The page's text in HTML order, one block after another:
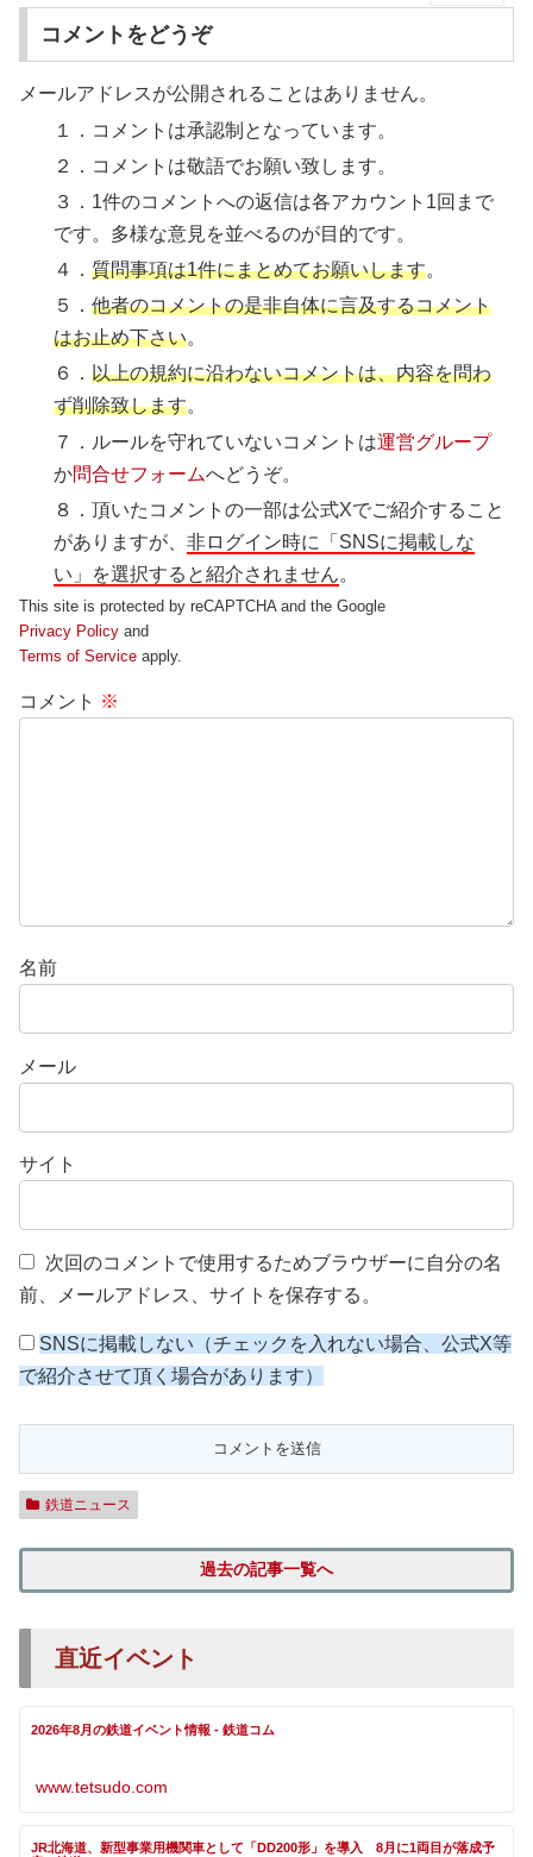
コメントをどうぞ
メールアドレスが公開されることはありません。
１．コメントは承認制となっています。
２．コメントは敬語でお願い致します。
３．1件のコメントへの返信は各アカウント1回まで
です。多様な意見を並べるのが目的です。
４．質問事項は1件にまとめてお願いします。
５．他者のコメントの是非自体に言及するコメント
はお止め下さい。
６．以上の規約に沿わないコメントは、内容を問わ
ず削除致します。
７．ルールを守れていないコメントは運営グループ
か問合せフォームへどうぞ。
８．頂いたコメントの一部は公式Xでご紹介すること
がありますが、非ログイン時に「SNSに掲載しな
い」を選択すると紹介されません。
This site is protected by reCAPTCHA and the Google
Privacy Policy and
Terms of Service apply.
コメント ※
名前
メール
サイト
次回のコメントで使用するためブラウザーに自分の名
前、メールアドレス、サイトを保存する。
SNSに掲載しない（チェックを入れない場合、公式X等
で紹介させて頂く場合があります）
鉄道ニュース
過去の記事一覧へ
直近イベント
2026年8月の鉄道イベント情報 - 鉄道コム
www.tetsudo.com
JR北海道、新型事業用機関車として「DD200形」を導入 8月に1両目が落成予